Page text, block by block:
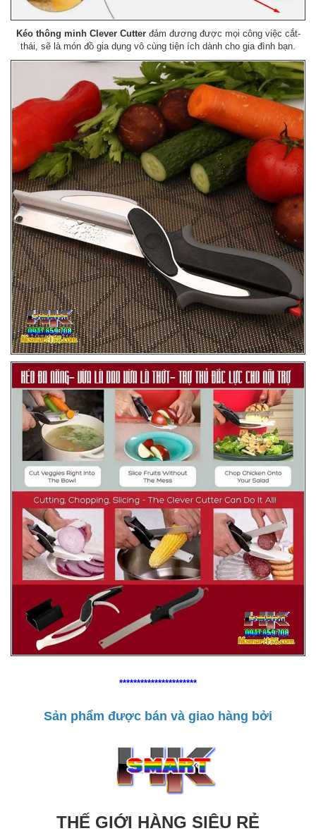
Kéo thông minh Clever Cutterđảm đương được mọi công việc cắt-
thái, sẽ là món đồ gia dụng vô cùng tiện ích dành cho gia đình bạn.
**********************
Sản phẩm được bán và giao hàng bởi
THẾ GIỚI HÀNG SIÊU RẺ